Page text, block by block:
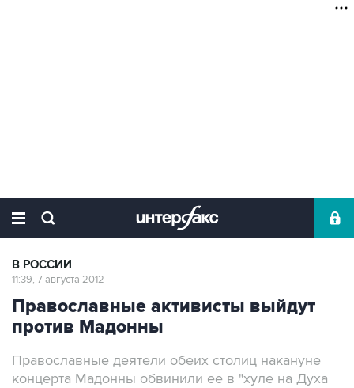
В РОССИИ
11:39, 7 августа 2012
Православные активисты выйдут
против Мадонны
Православные деятели обеих столиц накануне
концерта Мадонны обвинили ее в "хуле на Духа